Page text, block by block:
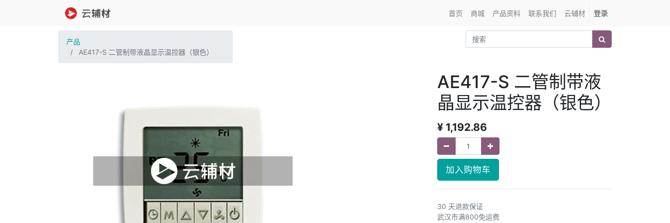
首页 商城 产品资料 联系我们 云辅材 登录
产品
AE417-S 二管制带液晶显示温控器（银色）
AE417-S 二管制带液
晶显示温控器（银色）
¥ 1,192.86
加入购物车
30 天退款保证
武汉市满800免运费